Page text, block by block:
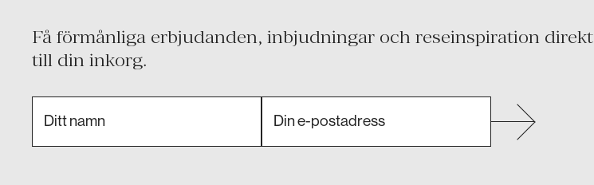
Få förmånliga erbjudanden, inbjudningar och reseinspiration direkt
till din inkorg.